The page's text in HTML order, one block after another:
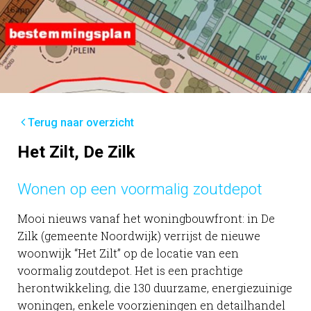
Terug naar overzicht
Het Zilt, De Zilk
Wonen op een voormalig zoutdepot
Mooi nieuws vanaf het woningbouwfront: in De
Zilk (gemeente Noordwijk) verrijst de nieuwe
woonwijk “Het Zilt” op de locatie van een
voormalig zoutdepot. Het is een prachtige
herontwikkeling, die 130 duurzame, energiezuinige
woningen, enkele voorzieningen en detailhandel